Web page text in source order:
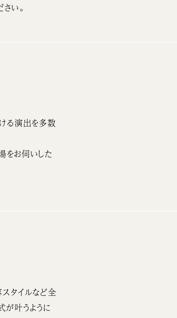
い。
る演出を多数
をお伺いした
タイルなど全
が叶うように